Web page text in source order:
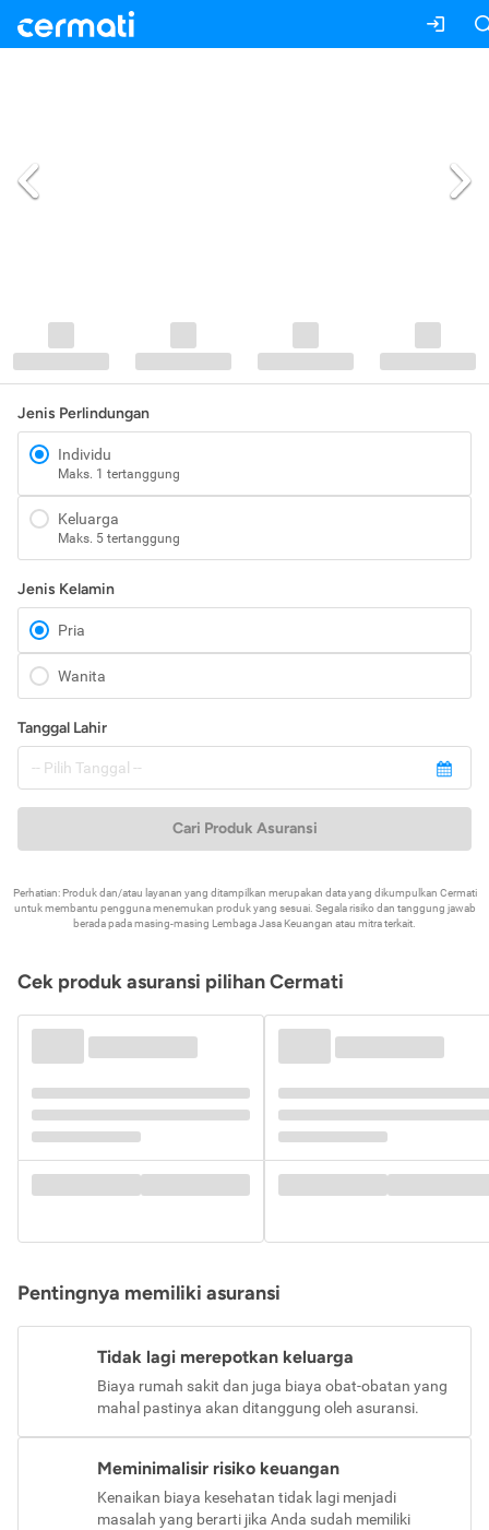
Jenis Perlindungan
Individu
Maks. 1 tertanggung
Keluarga
Maks. 5 tertanggung
Jenis Kelamin
Pria
Wanita
Tanggal Lahir
Cari Produk Asuransi
Perhatian: Produk dan/atau layanan yang ditampilkan merupakan data yang dikumpulkan Cermati
untuk membantu pengguna menemukan produk yang sesuai. Segala risiko dan tanggung jawab
berada pada masing-masing Lembaga Jasa Keuangan atau mitra terkait.
Cek produk asuransi pilihan Cermati
Pentingnya memiliki asuransi
Tidak lagi merepotkan keluarga
Biaya rumah sakit dan juga biaya obat-obatan yang
mahal pastinya akan ditanggung oleh asuransi.
Meminimalisir risiko keuangan
Kenaikan biaya kesehatan tidak lagi menjadi
masalah yang berarti jika Anda sudah memiliki